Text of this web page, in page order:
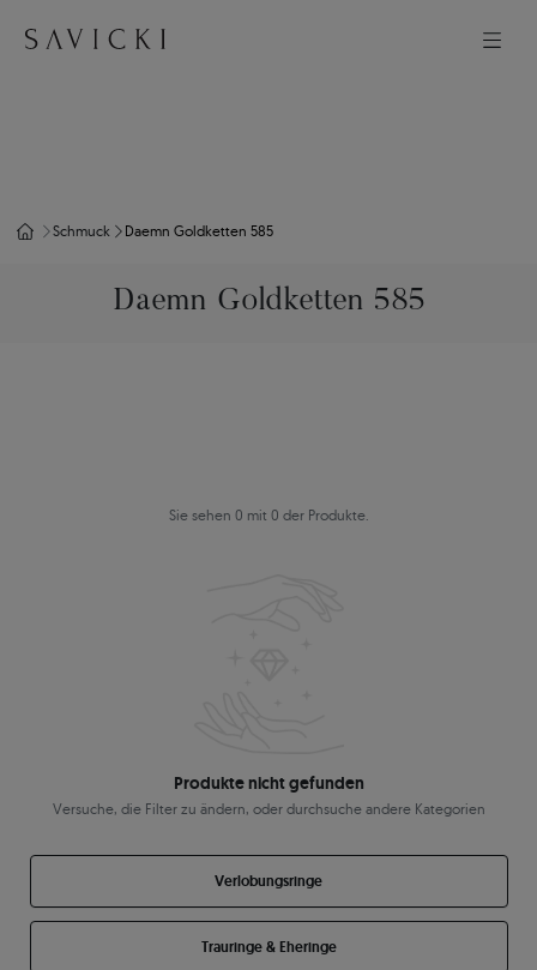
Schmuck Daemn Goldketten 585
Daemn Goldketten 585
Sie sehen 0 mit 0 der Produkte.
Produkte nicht gefunden
Versuche, die Filter zu ändern, oder durchsuche andere Kategorien
Verlobungsringe
Trauringe & Eheringe